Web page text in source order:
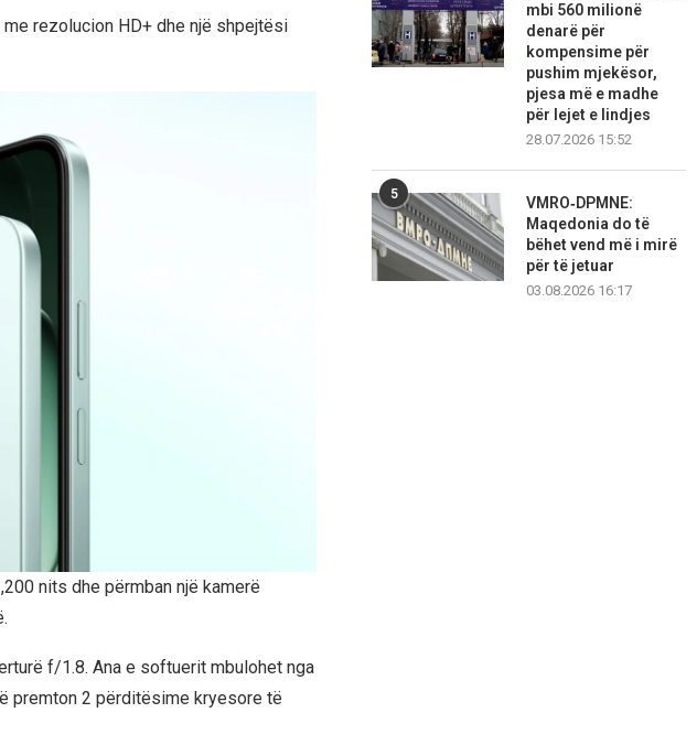
rezolucion HD+ dhe një shpejtësi
nits dhe përmban një kamerë
f/1.8. Ana e softuerit mbulohet nga
premton 2 përditësime kryesore të
mbi 560 milionë
denarë për
kompensime për
pushim mjekësor,
pjesa më e madhe
për lejet e lindjes
28.07.2026 15:52
5
VMRO‑DPMNE:
Maqedonia do të
bëhet vend më i mirë
për të jetuar
03.08.2026 16:17